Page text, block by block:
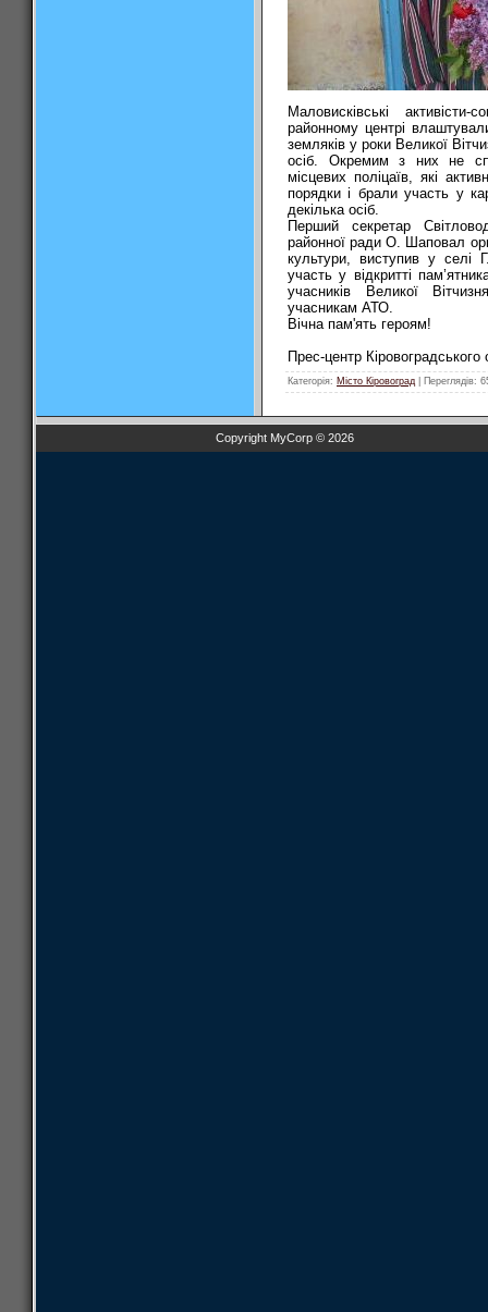
Маловисківські
районному центрі
земляків у роки Великої
осіб. Окремим з них не
місцевих поліцаїв, які
порядки і брали участь у
декілька осіб.
Перший секретар
районної ради О. Шаповал
культури, виступив у селі
участь у відкритті
учасників Великої
учасникам АТО.
Вічна пам'ять героям!
Прес-центр
Категорія: Місто Кіровоград Переглядів:
Copyright MyCorp © 2026